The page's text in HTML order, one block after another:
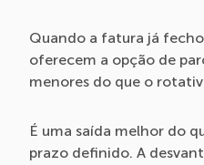
Quando a fatura já
oferecem a opção de
menores do que o
É uma saída melhor do
prazo definido. A